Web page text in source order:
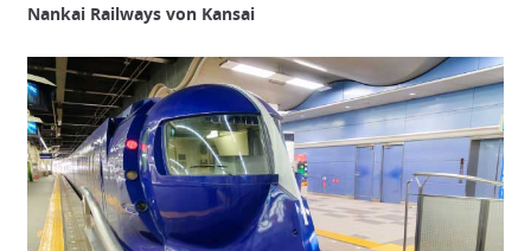
Nankai Railways von Kansai